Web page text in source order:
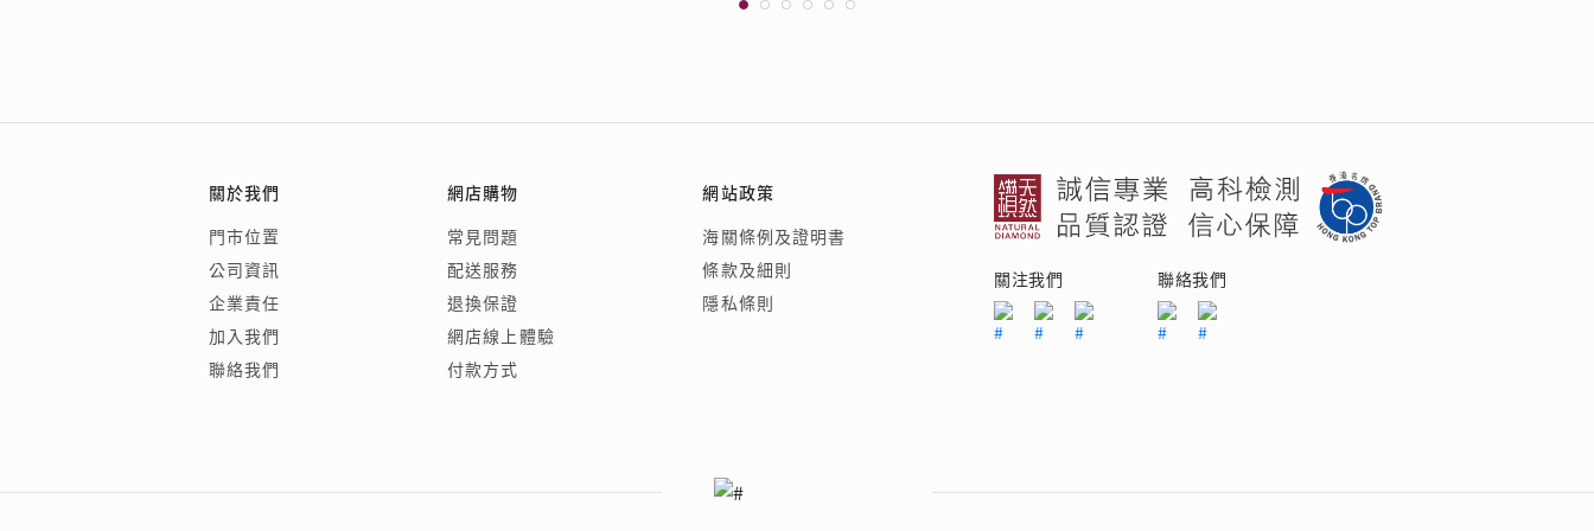
關於我們
門市位置
公司資訊
企業責任
加入我們
聯絡我們
網店購物
常見問題
配送服務
退換保證
網店線上體驗
付款方式
網站政策
海關條例及證明書
條款及細則
隱私條則
關注我們 聯絡我們